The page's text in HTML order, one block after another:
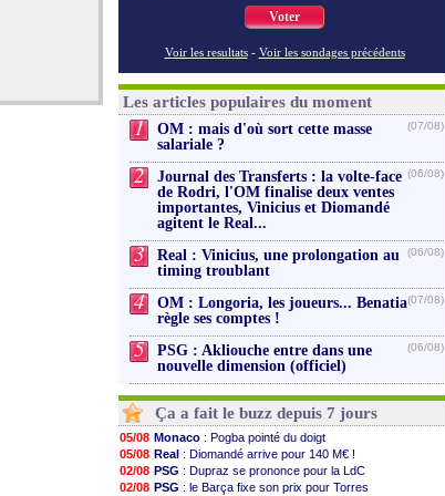
Voter
Voir les resultats - Voir les sondages précédents
Les articles populaires du moment
1
OM : mais d'où sort cette masse
salariale ?
(07/08)
2
Journal des Transferts : la volte-face
de Rodri, l'OM finalise deux ventes
importantes, Vinicius et Diomandé
agitent le Real...
(06/08)
3
Real : Vinicius, une prolongation au
timing troublant
(06/08)
4
OM : Longoria, les joueurs... Benatia
règle ses comptes !
(07/08)
5
PSG : Akliouche entre dans une
nouvelle dimension (officiel)
(06/08)
Ça a fait le buzz depuis 7 jours
05/08 Monaco : Pogba pointé du doigt
05/08 Real : Diomandé arrive pour 140 M€ !
02/08 PSG : Dupraz se prononce pour la LdC
02/08 PSG : le Barça fixe son prix pour Torres